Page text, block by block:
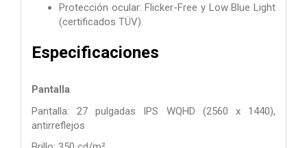
Protección ocular: Flicker-Free y Low Blue Light
(certificados TÜV).
Especificaciones
Pantalla
Pantalla: 27 pulgadas IPS WQHD (2560 x 1440),
antirreflejos